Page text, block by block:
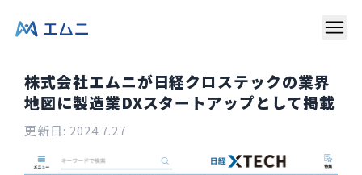
株式会社エムニが日経クロステックの業界
地図に製造業DXスタートアップとして掲載
更新日: 2024.7.27